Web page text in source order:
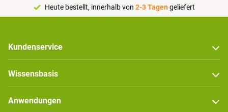
Heute bestellt, innerhalb von 2-3 Tagengeliefert
Kundenservice
Wissensbasis
Anwendungen